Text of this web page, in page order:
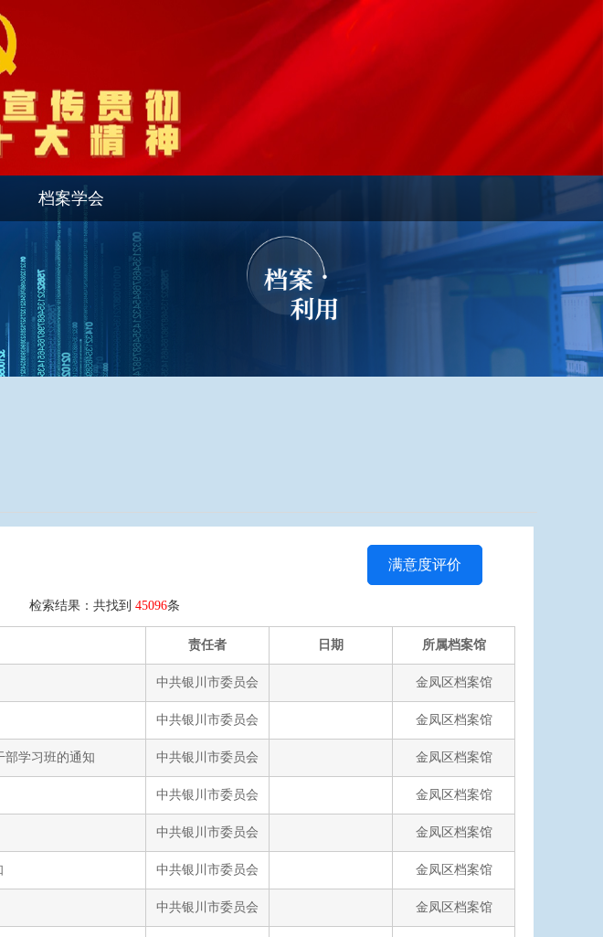
档案学会
满意度评价
检索结果：共找到 45096条
责任者 日期 所属档案馆
中共银川市委员会 金凤区档案馆
中共银川市委员会 金凤区档案馆
部学习班的通知 中共银川市委员会 金凤区档案馆
中共银川市委员会 金凤区档案馆
中共银川市委员会 金凤区档案馆
中共银川市委员会 金凤区档案馆
中共银川市委员会 金凤区档案馆